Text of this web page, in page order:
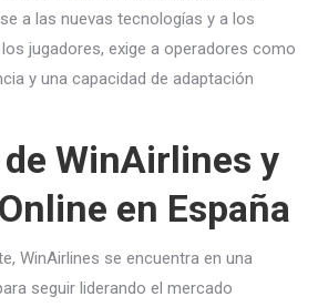
a las nuevas tecnologías y a los
jugadores, exige a operadores como
y una capacidad de adaptación
WinAirlines y
en España
WinAirlines se encuentra en una
seguir liderando el mercado